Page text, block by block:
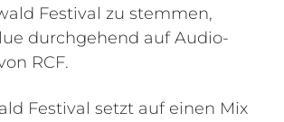
Festival zu stemmen,
durchgehend auf Audio-
RCF.
Festival setzt auf einen Mix